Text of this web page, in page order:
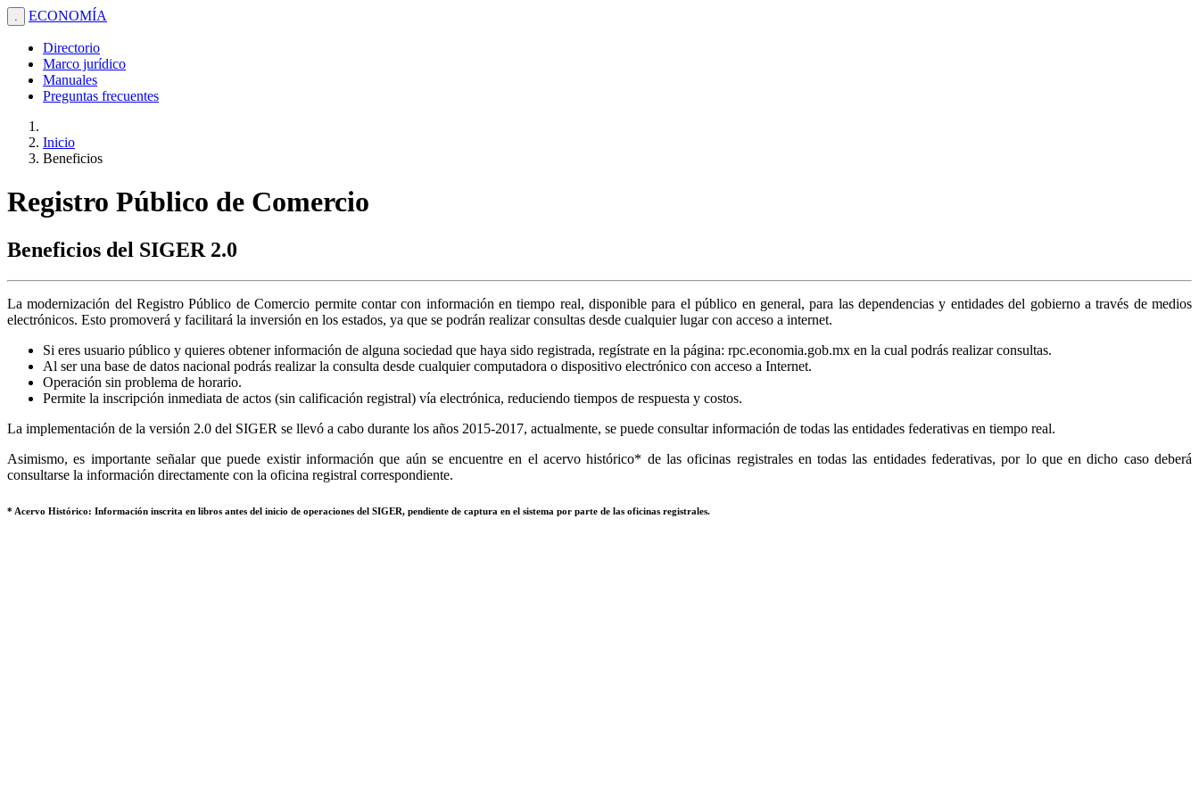
. ECONOMÍA
Directorio
Marco jurídico
Manuales
Preguntas frecuentes
Inicio
Beneficios
Registro Público de Comercio
Beneficios del SIGER 2.0
La modernización del Registro Público de Comercio permite contar con información en tiempo real, disponible para el público en general, para las dependencias y entidades del gobierno a través de medios
electrónicos. Esto promoverá y facilitará la inversión en los estados, ya que se podrán realizar consultas desde cualquier lugar con acceso a internet.
Si eres usuario público y quieres obtener información de alguna sociedad que haya sido registrada, regístrate en la página: rpc.economia.gob.mx en la cual podrás realizar consultas.
Al ser una base de datos nacional podrás realizar la consulta desde cualquier computadora o dispositivo electrónico con acceso a Internet.
Operación sin problema de horario.
Permite la inscripción inmediata de actos (sin calificación registral) vía electrónica, reduciendo tiempos de respuesta y costos.
La implementación de la versión 2.0 del SIGER se llevó a cabo durante los años 2015-2017, actualmente, se puede consultar información de todas las entidades federativas en tiempo real.
Asimismo, es importante señalar que puede existir información que aún se encuentre en el acervo histórico* de las oficinas registrales en todas las entidades federativas, por lo que en dicho caso deberá
consultarse la información directamente con la oficina registral correspondiente.
* Acervo Histórico: Información inscrita en libros antes del inicio de operaciones del SIGER, pendiente de captura en el sistema por parte de las oficinas registrales.